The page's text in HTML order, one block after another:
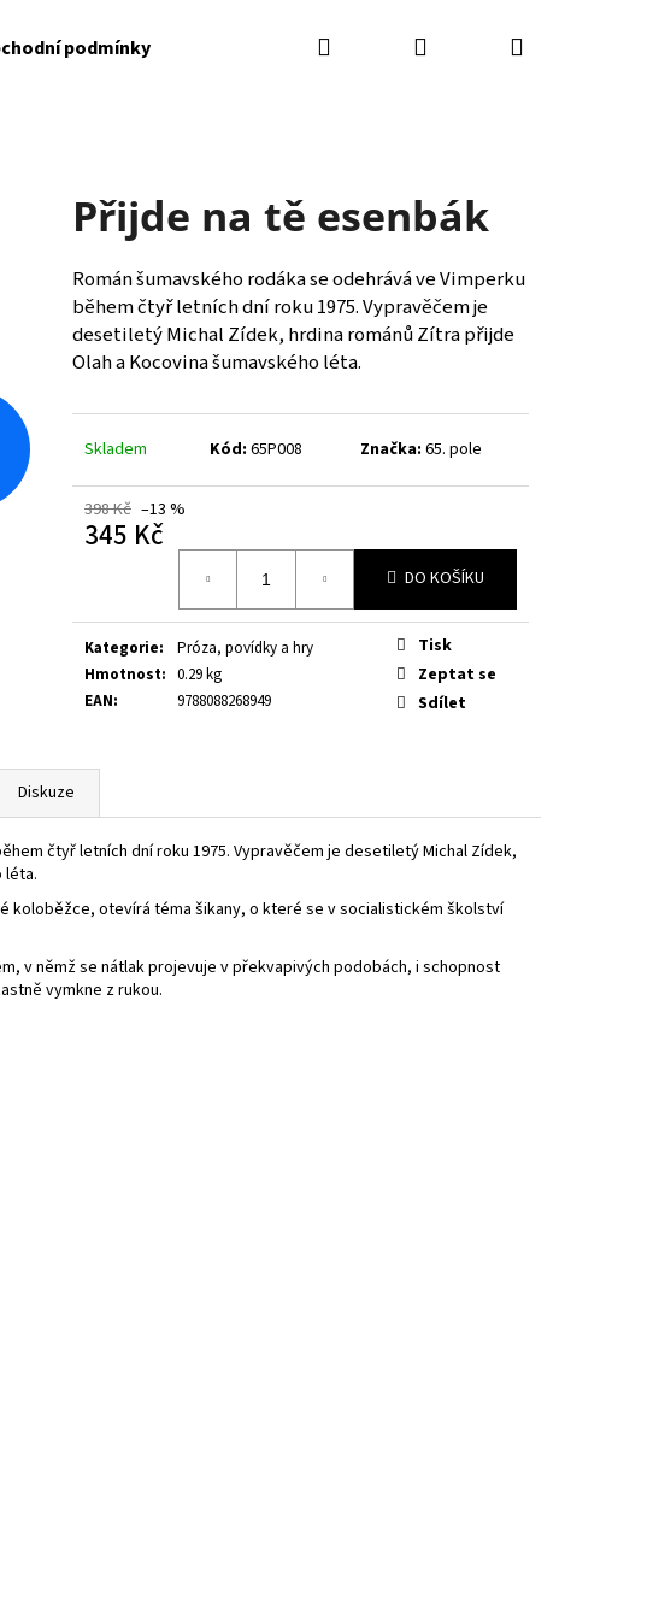
podmínky Hledat PřihlášeníNákupní
Přijde na tě esenbák
Román šumavského rodáka se odehrává ve Vimperku
během čtyř letních dní roku 1975. Vypravěčem je
desetiletý Michal Zídek, hrdina románů Zítra přijde
Olah a Kocovina šumavského léta.
Skladem Kód: 65P008 Značka:65. pole
398 Kč –13 %
345 Kč
DO KOŠÍKU
Kategorie:
Próza, povídky a hry
Hmotnost: 0.29 kg
EAN: 9788088268949
Tisk
Zeptat se
Sdílet
Diskuze
čtyř letních dní roku 1975. Vypravěčem je desetiletý Michal Zídek,
léta.
koloběžce, otevírá téma šikany, o které se v socialistickém školství
v němž se nátlak projevuje v překvapivých podobách, i schopnost
vymkne z rukou.